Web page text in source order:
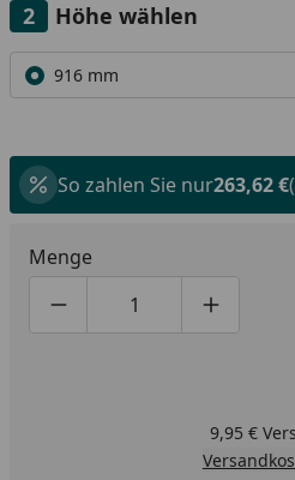
Höhe wählen
Alle anzeigen (1)
916 mm
So zahlen Sie nur263,62 €
Menge
Produktmenge um eins
Produktmenge
9,95 €